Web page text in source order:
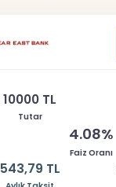
10000 TL
Tutar
4.08%
Faiz Oranı
543,79 TL